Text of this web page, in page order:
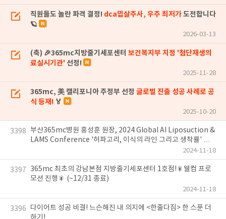
직원들도 놀란 파격 결정! dca밉살주사, 우주 최저가도전합니다
🪐
2026-03-13
(축) 🎉365mc지방줄기세포센터 보건복지부 지정 '첨단재생의
료실시기관' 선정!
2025-11-28
365mc, 美 캘리포니아 주정부 선정 글로벌 진출 성공 사례로 공
식 등재! 🏅
2025-10-20
3398 부산365mc병원 홍성훈 원장, 2024 Global AI Liposuction &
LAMS Conference '허파고리, 이식의 라인 그리고 생착률' 강
2024-11-18
3397
365mc 최초의 강남본점 지방줄기세포센터 1호점!🎇웰컴 프로
모션 진행🎇 (~12/31 종료)
2024-11-18
3396
다이어트 성공 비결! 느슨해진 내 의지에 <한줄다짐> 한 스푼 더